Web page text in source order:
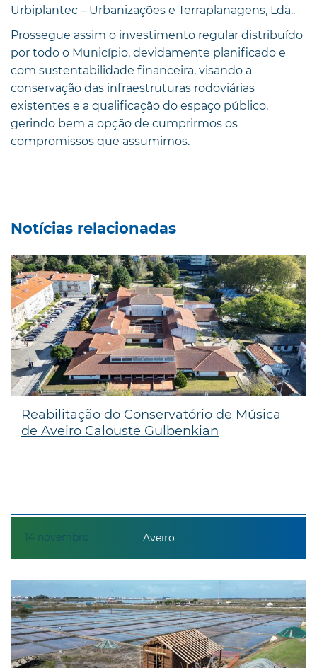
Urbiplantec – Urbanizações e Terraplanagens, Lda..
Prossegue assim o investimento regular distribuído
por todo o Município, devidamente planificado e
com sustentabilidade financeira, visando a
conservação das infraestruturas rodoviárias
existentes e a qualificação do espaço público,
gerindo bem a opção de cumprirmos os
compromissos que assumimos.
Notícias relacionadas
14 novembro
Reabilitação do Conservatório de Música
de Aveiro Calouste Gulbenkian
Aveiro